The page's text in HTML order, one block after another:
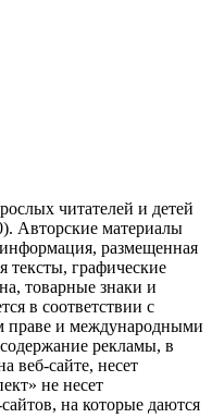
читателей и детей
Авторские материалы
размещенная
тексты, графические
товарные знаки и
в соответствии с
праве и международными
рекламы, в
веб-сайте, несет
не несет
на которые даются